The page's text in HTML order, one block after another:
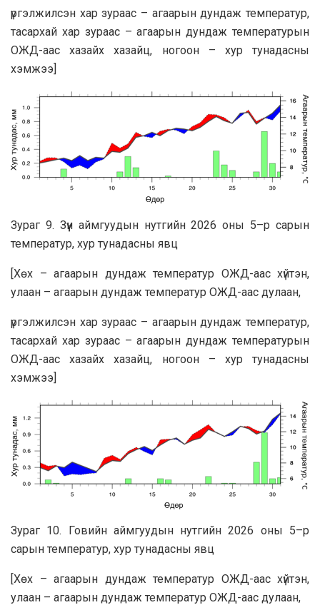
үргэлжилсэн хар зураас – агаарын дундаж температур,
тасархай хар зураас – агаарын дундаж температурын
ОЖД-аас хазайх хазайц, ногоон – хур тунадасны
хэмжээ]
Зураг 9. Зүүн аймгуудын нутгийн 2026 оны 5–р сарын
температур, хур тунадасны явц
[Хөх – агаарын дундаж температур ОЖД-аас хүйтэн,
улаан – агаарын дундаж температур ОЖД-аас дулаан,
үргэлжилсэн хар зураас – агаарын дундаж температур,
тасархай хар зураас – агаарын дундаж температурын
ОЖД-аас хазайх хазайц, ногоон – хур тунадасны
хэмжээ]
Зураг 10. Говийн аймгуудын нутгийн 2026 оны 5–р
сарын температур, хур тунадасны явц
[Хөх – агаарын дундаж температур ОЖД-аас хүйтэн,
улаан – агаарын дундаж температур ОЖД-аас дулаан,